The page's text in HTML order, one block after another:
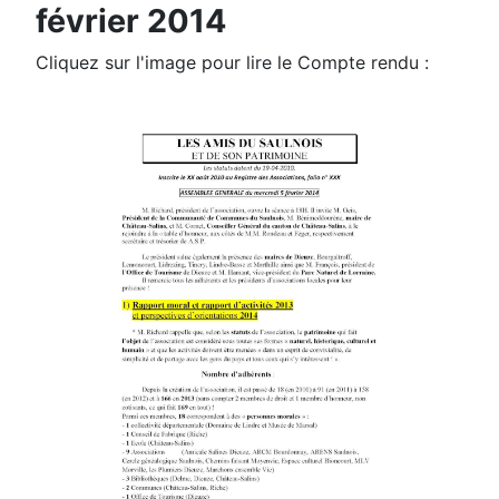
février 2014
Cliquez sur l'image pour lire le Compte rendu :